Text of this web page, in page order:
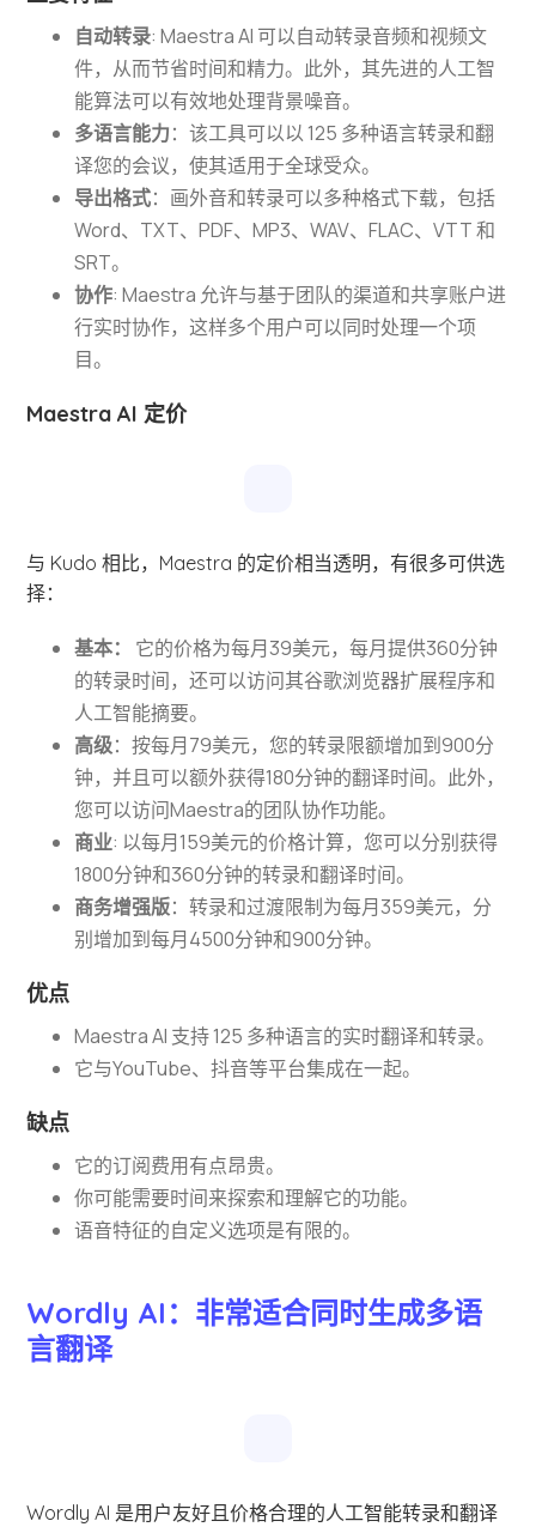
自动转录: Maestra AI 可以自动转录音频和视频文
件，从而节省时间和精力。此外，其先进的人工智
能算法可以有效地处理背景噪音。
多语言能力：该工具可以以 125 多种语言转录和翻
译您的会议，使其适用于全球受众。
导出格式：画外音和转录可以多种格式下载，包括
Word、TXT、PDF、MP3、WAV、FLAC、VTT 和
SRT。
协作: Maestra 允许与基于团队的渠道和共享账户进
行实时协作，这样多个用户可以同时处理一个项
目。
Maestra AI 定价
与 Kudo 相比，Maestra 的定价相当透明，有很多可供选
择：
基本： 它的价格为每月39美元，每月提供360分钟
的转录时间，还可以访问其谷歌浏览器扩展程序和
人工智能摘要。
高级：按每月79美元，您的转录限额增加到900分
钟，并且可以额外获得180分钟的翻译时间。此外，
您可以访问Maestra的团队协作功能。
商业: 以每月159美元的价格计算，您可以分别获得
1800分钟和360分钟的转录和翻译时间。
商务增强版：转录和过渡限制为每月359美元，分
别增加到每月4500分钟和900分钟。
优点
Maestra AI 支持 125 多种语言的实时翻译和转录。
它与YouTube、抖音等平台集成在一起。
缺点
它的订阅费用有点昂贵。
你可能需要时间来探索和理解它的功能。
语音特征的自定义选项是有限的。
Wordly AI：非常适合同时生成多语
言翻译
Wordly AI 是用户友好且价格合理的人工智能转录和翻译